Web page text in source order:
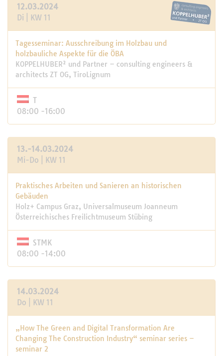
12.03.2024
Di | KW 11
Tagesseminar: Ausschreibung im Holzbau und
holzbauliche Aspekte für die ÖBA
KOPPELHUBER² und Partner – consulting engineers &
architects ZT OG, TiroLignum
T
08:00 -16:00
13.-14.03.2024
Mi-Do | KW 11
Praktisches Arbeiten und Sanieren an historischen
Gebäuden
Holz+ Campus Graz, Universalmuseum Joanneum
Österreichisches Freilichtmuseum Stübing
STMK
08:00 -14:00
14.03.2024
Do | KW 11
„How The Green and Digital Transformation Are
Changing The Construction Industry“ seminar series –
seminar 2